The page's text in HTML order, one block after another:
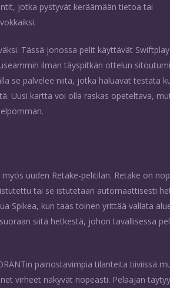
jotka pystyvät keräämään tietoa tai
Tässä jonossa pelit käyttävät
ilman täyspitkän ottelun
se palvelee niitä, jotka haluavat testata
Uusi kartta voi olla raskas opeteltava,
uuden Retake-pelitilan. Retake on
tai se istutetaan automaattisesti
Spikea, kun taas toinen yrittää vallata
siitä hetkestä, johon tavallisessa
painostavimpia tilanteita tiiviissä
virheet näkyvät nopeasti. Pelaajan täytyy